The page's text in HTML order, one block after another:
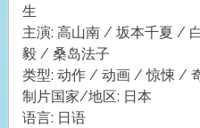
生
主演: 高山南 / 坂本千夏 /
毅 / 桑岛法子
类型: 动作 / 动画 / 惊悚 /
制片国家/地区: 日本
语言: 日语